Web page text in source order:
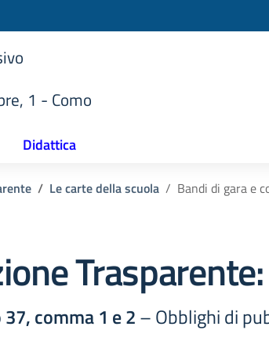
1 - Como
Didattica
Le carte della scuola Bandi di gara e
Trasparente:
comma 1 e 2– Obblighi di